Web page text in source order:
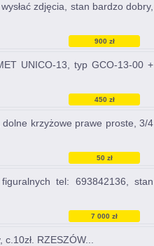
zdjęcia, stan bardzo dobry,
900 zł
UNICO-13, typ GCO-13-00 +
450 zł
dolne krzyżowe prawe proste, 3/4
50 zł
tel: 693842136, stan
7 000 zł
RZESZÓW...